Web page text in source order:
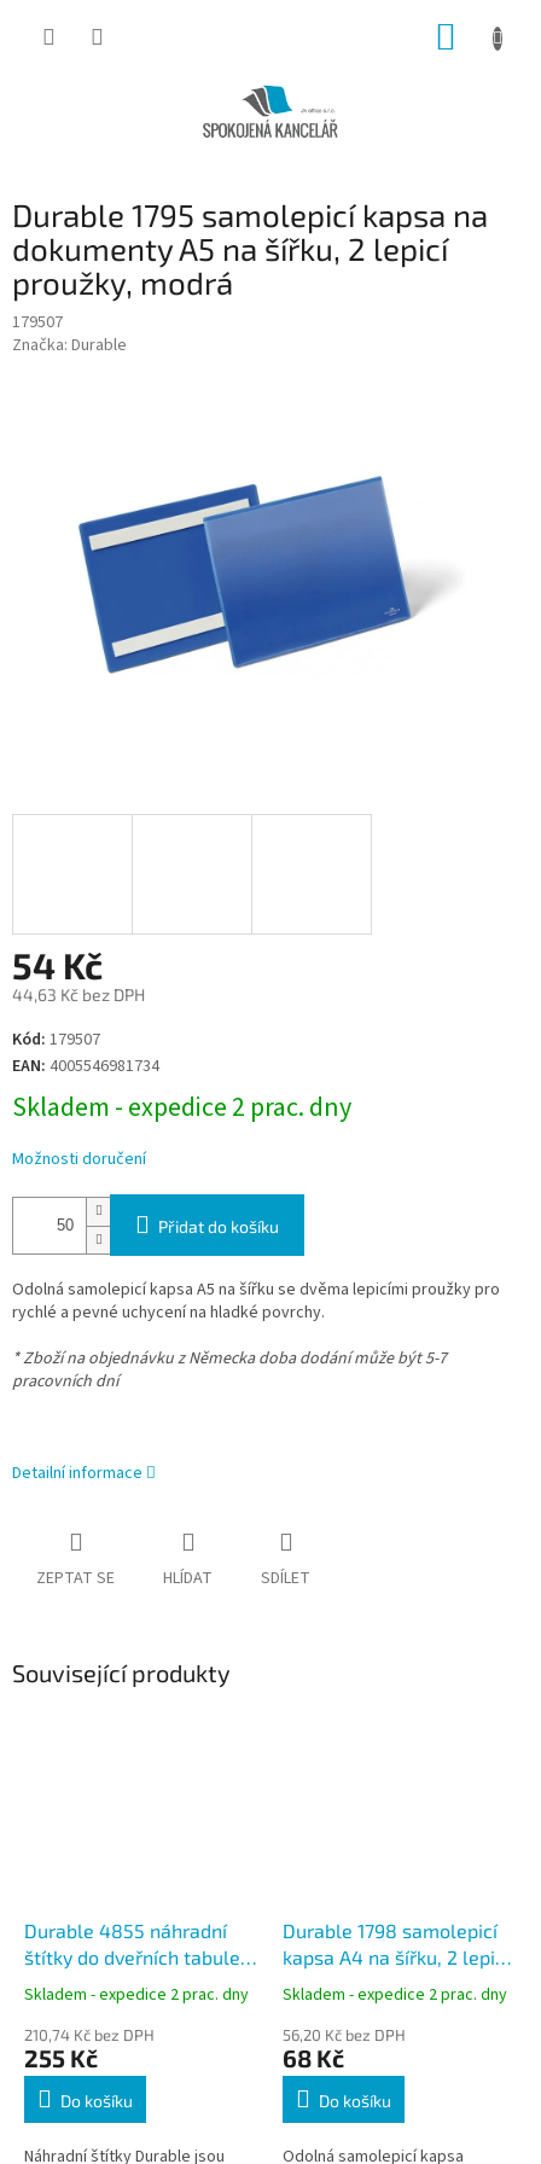
Durable 1795 samolepicí kapsa na
dokumenty A5 na šířku, 2 lepicí
proužky, modrá
179507
Značka: Durable
54 Kč
44,63 Kč bez DPH
Měrná
cena:
Kód: 179507
EAN: 4005546981734
Skladem - expedice 2 prac. dny
Možnosti doručení
Přidat do košíku
Odolná samolepicí kapsa A5 na šířku se dvěma lepicími proužky pro
rychlé a pevné uchycení na hladké povrchy.
* Zboží na objednávku z Německa doba dodání může být 5-7
pracovních dní
Detailní informace
ZEPTAT SE HLÍDAT SDÍLET
Související produkty
Durable 4855 náhradní
štítky do dveřních tabulek
INFO SIGN 210 × 148,5 mm
Skladem - expedice 2 prac. dny
210,74 Kč bez DPH
255 Kč
Do košíku
Náhradní štítky Durable jsou
Durable 1798 samolepicí
kapsa A4 na šířku, 2 lepicí
proužky, modrá
Skladem - expedice 2 prac. dny
56,20 Kč bez DPH
68 Kč
Do košíku
Odolná samolepicí kapsa